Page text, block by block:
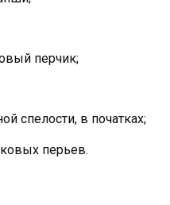
перчик;
спелости, в початках;
перьев.